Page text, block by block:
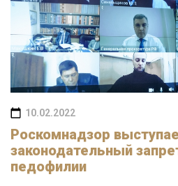
10.02.2022
Роскомнадзор
законодательный
педофилии